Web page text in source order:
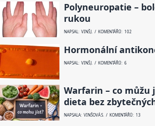
Polyneuropatie –
rukou
NAPSAL: VINŠ J. / KOMENTÁŘŮ: 102
Hormonální
NAPSAL: VINŠ J. / KOMENTÁŘŮ: 6
Warfarin – co můžu
dieta bez
NAPSALA: VINŠOVÁ S. / KOMENTÁŘŮ: 13